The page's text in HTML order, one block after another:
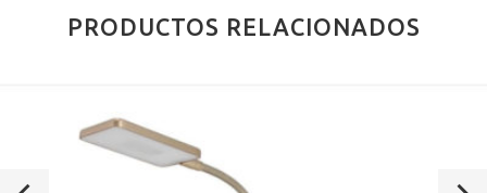
PRODUCTOS RELACIONADOS